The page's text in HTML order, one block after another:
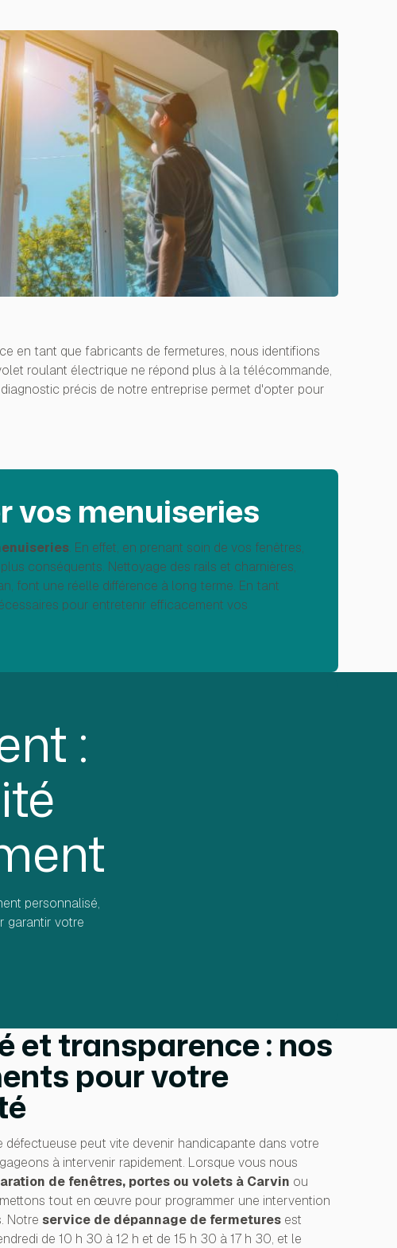
en tant que fabricants de fermetures, nous identifions
roulant électrique ne répond plus à la télécommande,
précis de notre entreprise permet d'opter pour
vos menuiseries
. En effet, en prenant soin de vos fenêtres,
conséquents. Nettoyage des rails et charnières,
font une réelle différence à long terme. En tant
pour entretenir efficacement vos
:
personnalisé,
garantir votre
et transparence : nos
pour votre
défectueuse peut vite devenir handicapante dans votre
à intervenir rapidement. Lorsque vous nous
de fenêtres, portes ou volets à Carvin ou
tout en œuvre pour programmer une intervention
Notre service de dépannage de fermetures est
de 10 h 30 à 12 h et de 15 h 30 à 17 h 30, et le